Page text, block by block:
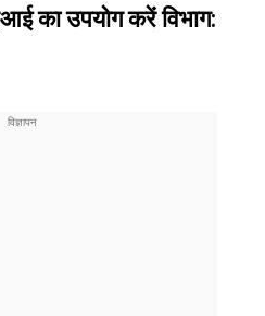
का उपयोग करें विभाग: